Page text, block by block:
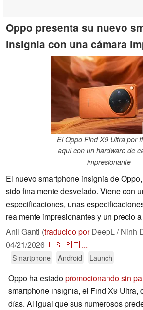
Oppo presenta su nuevo
insignia con una cámara
El Oppo Find X9 Ultra por
aquí con un hardware de
impresionante
El nuevo smartphone insignia de
sido finalmente desvelado. Viene con
especificaciones, unas
realmente impresionantes y un precio
Anil Ganti (traducido porDeepL / Ninh
04/21/2026🇺🇸🇵🇹 ...
Smartphone Android Launch
Oppo ha estadopromocionando sin
smartphone insignia, el Find X9 Ultra,
días. Al igual que sus numerosos